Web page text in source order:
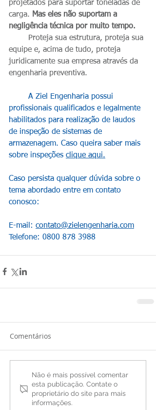
projetados para suportar toneladas de
carga. Mas eles não suportam a
negligência técnica por muito tempo.
equipe e, acima de tudo, proteja
juridicamente sua empresa através da
engenharia preventiva.
profissionais qualificados e legalmente
habilitados para realização de laudos
de inspeção de sistemas de
armazenagem. Caso queira saber mais
sobre inspeções clique aqui.
Caso persista qualquer dúvida sobre o
tema abordado entre em contato
conosco:
E-mail: contato@zielengenharia.com
Telefone: 0800 878 3988
Comentários
Não é mais possível comentar
esta publicação. Contate o
proprietário do site para mais
informações.